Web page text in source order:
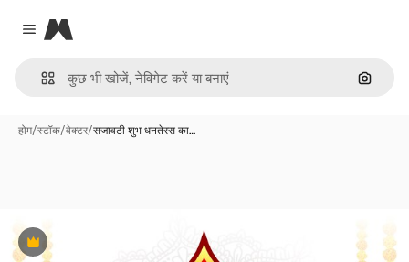
Close menu
Magnific
इमेज से
होम/स्टॉक/वेक्टर/सजावटी शुभ धनतेरस का…
Premium